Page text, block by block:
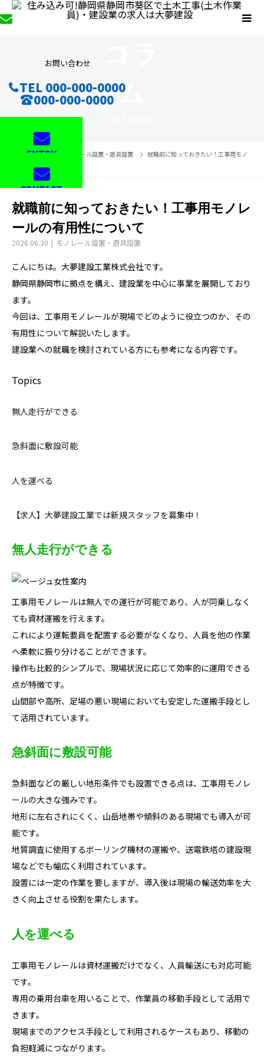
お問い合わせ
TEL 000-000-0000
000-000-0000
ENTRY
CONTACT
ム
コラム モノレール設置・遊具設置
就職前に知っておきたい！工事用モノ
レールの有用性について
就職前に知っておきたい！工事用モノレ
ールの有用性について
2026.06.30 モノレール設置・遊具設置
こんにちは。大夢建設工業株式会社です。
静岡県静岡市に拠点を構え、建設業を中心に事業を展開しており
ます。
今回は、工事用モノレールが現場でどのように役立つのか、その
有用性について解説いたします。
建設業への就職を検討されている方にも参考になる内容です。
Topics
無人走行ができる
急斜面に敷設可能
人を運べる
【求人】大夢建設工業では新規スタッフを募集中！
無人走行ができる
工事用モノレールは無人での運行が可能であり、人が同乗しなく
ても資材運搬を行えます。
これにより運転要員を配置する必要がなくなり、人員を他の作業
へ柔軟に振り分けることができます。
操作も比較的シンプルで、現場状況に応じて効率的に運用できる
点が特徴です。
山間部や高所、足場の悪い現場においても安定した運搬手段とし
て活用されています。
急斜面に敷設可能
急斜面などの厳しい地形条件でも設置できる点は、工事用モノレ
ールの大きな強みです。
地形に左右されにくく、山岳地帯や傾斜のある現場でも導入が可
能です。
地質調査に使用するボーリング機材の運搬や、送電鉄塔の建設現
場などでも幅広く利用されています。
設置には一定の作業を要しますが、導入後は現場の輸送効率を大
きく向上させる役割を果たします。
人を運べる
工事用モノレールは資材運搬だけでなく、人員輸送にも対応可能
です。
専用の乗用台車を用いることで、作業員の移動手段として活用で
きます。
現場までのアクセス手段として利用されるケースもあり、移動の
負担軽減につながります。